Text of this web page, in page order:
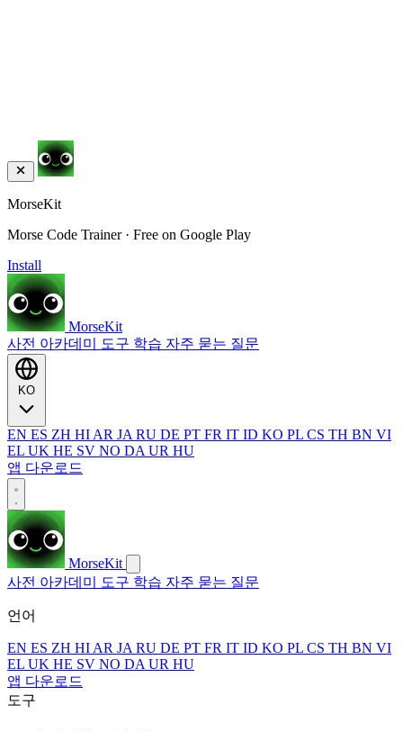
MorseKit
Morse Code Trainer · Free on Google Play
Install
MorseKit
사전 아카데미 도구 학습 자주 묻는 질문
EN ES ZH HI AR JA RU DE PT FR IT ID KO PL CS TH BN VI
EL UK HE SV NO DA UR HU
앱 다운로드
MorseKit
사전 아카데미 도구 학습 자주 묻는 질문
언어
EN ES ZH HI AR JA RU DE PT FR IT ID KO PL CS TH BN VI
EL UK HE SV NO DA UR HU
앱 다운로드
도구